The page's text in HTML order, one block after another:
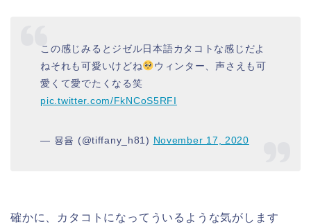
この感じみるとジゼル日本語カタコトな感じだよ
ねそれも可愛いけどね
ウィンター、声さえも可
愛くて愛でたくなる笑
pic.twitter.com/FkNCoS5RFI
— 묭윰 (@tiffany_h81) November 17, 2020
確かに、カタコトになってういるような気がします